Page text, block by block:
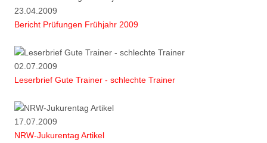
23.04.2009
Bericht Prüfungen Frühjahr 2009
02.07.2009
Leserbrief Gute Trainer - schlechte Trainer
17.07.2009
NRW-Jukurentag Artikel